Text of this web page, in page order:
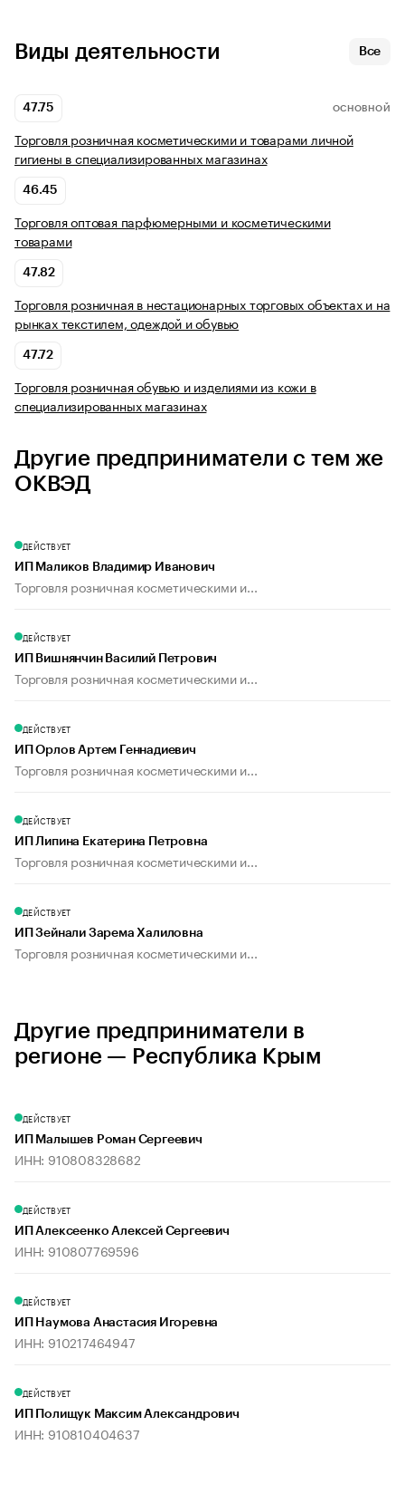
Виды деятельности Все
47.75 ОСНОВНОЙ
Торговля розничная косметическими и товарами личной
гигиены в специализированных магазинах
46.45
Торговля оптовая парфюмерными и косметическими
товарами
47.82
Торговля розничная в нестационарных торговых объектах и на
рынках текстилем, одеждой и обувью
47.72
Торговля розничная обувью и изделиями из кожи в
специализированных магазинах
Другие предприниматели с тем же
ОКВЭД
ДЕЙСТВУЕТ
ИП Маликов Владимир Иванович
Торговля розничная косметическими и...
ДЕЙСТВУЕТ
ИП Вишнянчин Василий Петрович
Торговля розничная косметическими и...
ДЕЙСТВУЕТ
ИП Орлов Артем Геннадиевич
Торговля розничная косметическими и...
ДЕЙСТВУЕТ
ИП Липина Екатерина Петровна
Торговля розничная косметическими и...
ДЕЙСТВУЕТ
ИП Зейнали Зарема Халиловна
Торговля розничная косметическими и...
Другие предприниматели в
регионе — Республика Крым
ДЕЙСТВУЕТ
ИП Малышев Роман Сергеевич
ИНН: 910808328682
ДЕЙСТВУЕТ
ИП Алексеенко Алексей Сергеевич
ИНН: 910807769596
ДЕЙСТВУЕТ
ИП Наумова Анастасия Игоревна
ИНН: 910217464947
ДЕЙСТВУЕТ
ИП Полищук Максим Александрович
ИНН: 910810404637